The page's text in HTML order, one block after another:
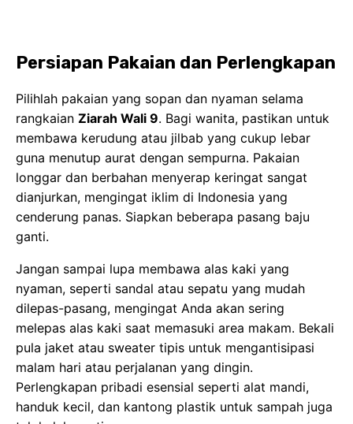
Jangan sampai lupa membawa alas kaki yang
dilepas-pasang, mengingat Anda akan sering
melepas alas kaki saat memasuki area makam. Bekali
pula jaket atau sweater tipis untuk mengantisipasi
malam hari atau perjalanan yang dingin.
Perlengkapan pribadi esensial seperti alat mandi,
handuk kecil, dan kantong plastik untuk sampah juga
tak kalah penting.
Ziarah adalah sebuah perjalanan yang tak dimungkiri
akan menguras energi. Pastikan Anda mendapatkan
istirahat yang cukup setiap malam. Konsumsi air putih
yang memadai guna mencegah dehidrasi. Santaplah
makanan bergizi dan jangan sekali-kali melewatkan
sarapan.Bawa suplemen atau vitamin jika dirasa
perlu guna menjaga daya tahan tubuh tetap prima.